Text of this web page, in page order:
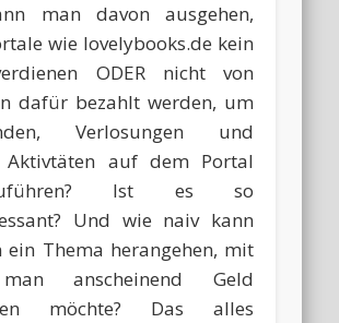
man davon ausgehen,
wie lovelybooks.de kein
ODER nicht von
dafür bezahlt werden, um
Verlosungen und
Aktivtäten auf dem Portal
Ist es so
Und wie naiv kann
ein Thema herangehen, mit
anscheinend Geld
möchte? Das alles